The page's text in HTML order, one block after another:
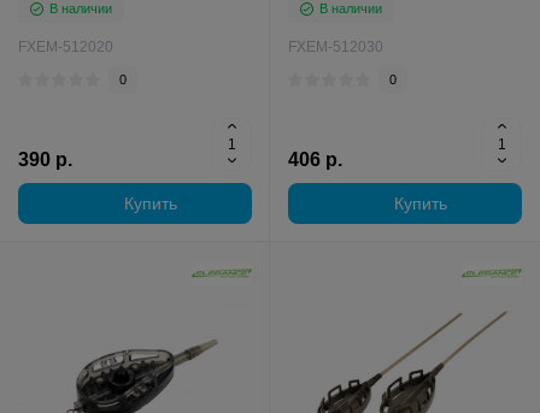
В наличии
FXEM-512020
0
390 р.
Купить
В наличии
FXEM-512030
0
406 р.
Купить